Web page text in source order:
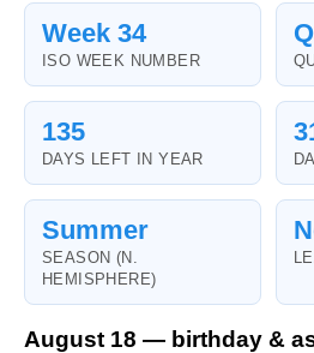
Week 34
ISO WEEK NUMBER
135
DAYS LEFT IN YEAR
Summer
SEASON (N.
HEMISPHERE)
August 18 — birthday &